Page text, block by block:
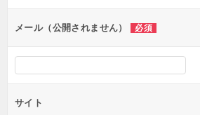
メール（公開されません） 必須
サイト